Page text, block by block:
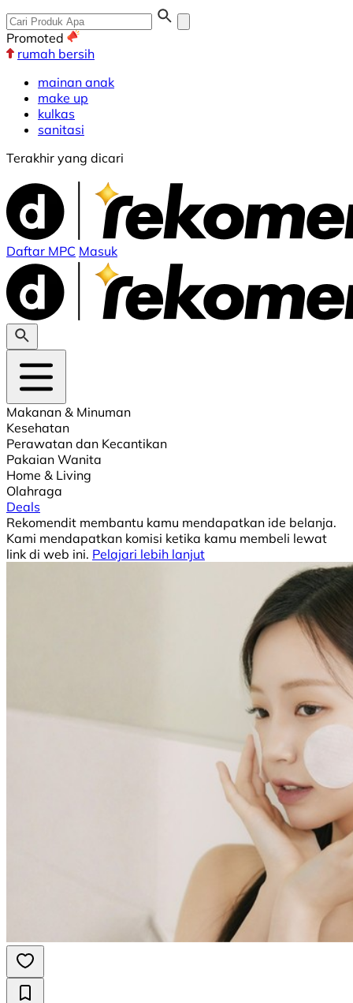
Promoted
rumah bersih
mainan anak
make up
kulkas
sanitasi
Terakhir yang dicari
Daftar MPC Masuk
Makanan & Minuman
Kesehatan
Perawatan dan Kecantikan
Pakaian Wanita
Home & Living
Olahraga
Deals
Rekomendit membantu kamu mendapatkan ide belanja.
Kami mendapatkan komisi ketika kamu membeli lewat
link di web ini. Pelajari lebih lanjut